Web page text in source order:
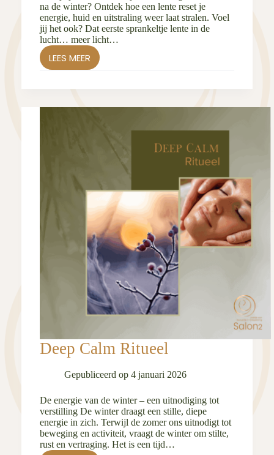
na de winter? Ontdek hoe een lente reset je
energie, huid en uitstraling weer laat stralen. Voel
jij het ook? Dat eerste sprankeltje lente in de
lucht… meer licht…
LEES MEER
DOFFE
HUID
WEINIG
NA
EEN
Deep Calm Ritueel
Gepubliceerd op 4 januari 2026
De energie van de winter – een uitnodiging tot
verstilling De winter draagt een stille, diepe
energie in zich. Terwijl de zomer ons uitnodigt tot
beweging en activiteit, vraagt de winter om stilte,
rust en vertraging. Het is een tijd…